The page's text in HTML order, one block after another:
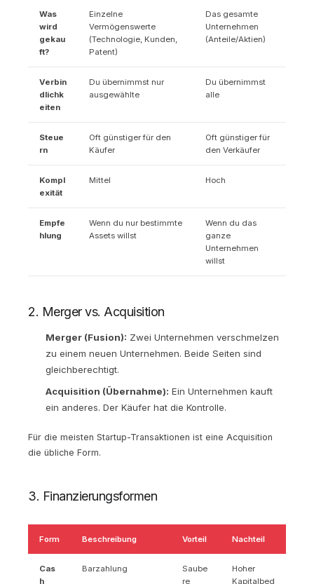
Was
wird
gekau
ft?
Einzelne
Vermögenswerte
(Technologie, Kunden,
Patent)
Das gesamte
Unternehmen
(Anteile/Aktien)
Verbin
dlichk
eiten
Du übernimmst nur
ausgewählte
Du übernimmst
alle
Steue
rn
Oft günstiger für den
Käufer
Oft günstiger für
den Verkäufer
Kompl
exität
Mittel Hoch
Empfe
hlung
Wenn du nur bestimmte
Assets willst
Wenn du das
ganze
Unternehmen
willst
2. Merger vs. Acquisition
Merger (Fusion): Zwei Unternehmen verschmelzen
zu einem neuen Unternehmen. Beide Seiten sind
gleichberechtigt.
Acquisition (Übernahme): Ein Unternehmen kauft
ein anderes. Der Käufer hat die Kontrolle.
Für die meisten Startup-Transaktionen ist eine Acquisition
die übliche Form.
3. Finanzierungsformen
Form Beschreibung Vorteil Nachteil
Cas
h
Barzahlung
Saube
re
Hoher
Kapitalbed